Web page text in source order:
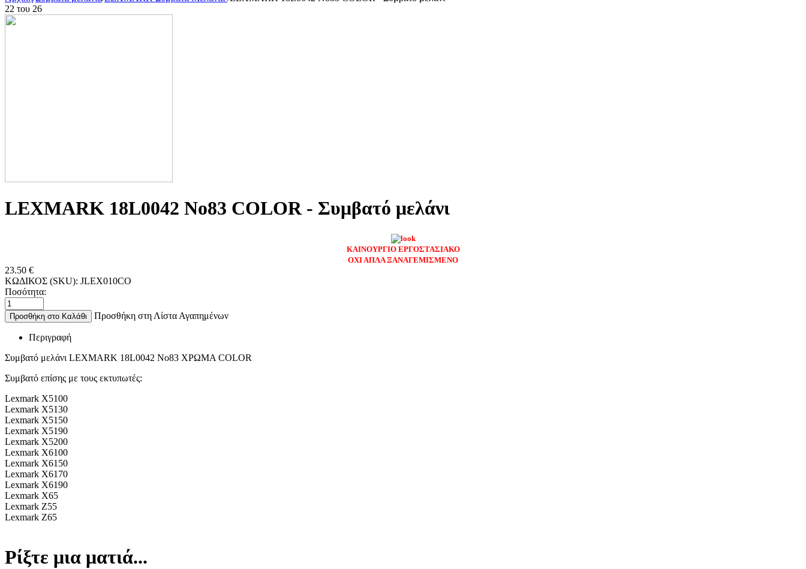
22 του 26
LEXMARK 18L0042 No83 COLOR - Συμβατό μελάνι
ΚΑΙΝΟΥΡΓΙΟ ΕΡΓΟΣΤΑΣΙΑΚΟ
ΟΧΙ ΑΠΛΑ ΞΑΝΑΓΕΜΙΣΜΕΝΟ
23.50 €
ΚΩΔΙΚΟΣ (SKU): JLEX010CO
Ποσότητα:
Προσθήκη στο Καλάθι Προσθήκη στη Λίστα Αγαπημένων
Περιγραφή
Συμβατό μελάνι LEXMARK 18L0042 No83 ΧΡΩΜΑ COLOR
Συμβατό επίσης με τους εκτυπωτές:
Lexmark X5100
Lexmark X5130
Lexmark X5150
Lexmark X5190
Lexmark X5200
Lexmark X6100
Lexmark X6150
Lexmark X6170
Lexmark X6190
Lexmark X65
Lexmark Z55
Lexmark Z65
Ρίξτε μια ματιά...